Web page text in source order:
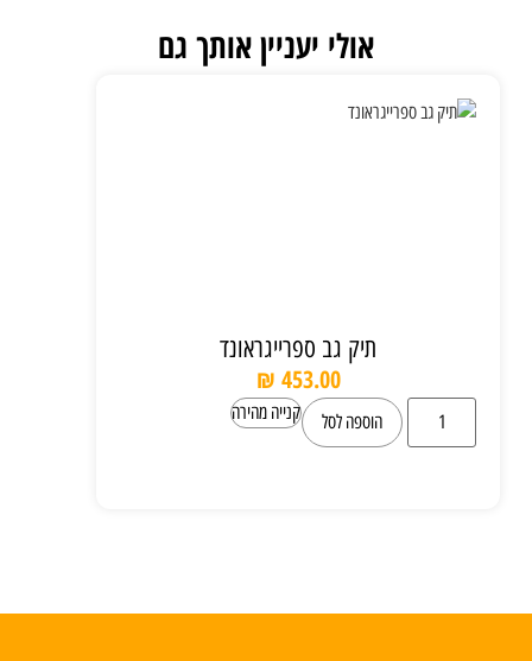
אולי יעניין אותך גם
תיק גב ספרייגראונד
₪ 453.00
הוספה לסל קנייה מהירה